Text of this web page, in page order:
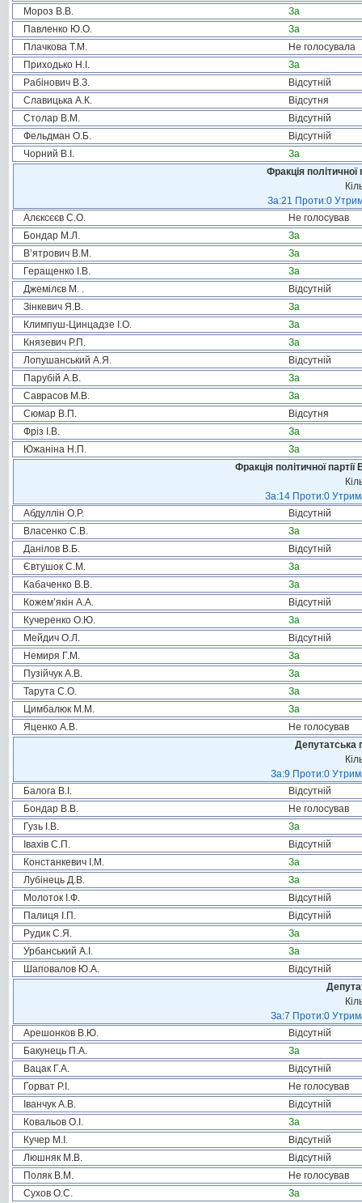
Мороз В.В.
За
Павленко Ю.О.
За
Плачкова Т.М.
Не голосувала
Приходько Н.І.
За
Рабінович В.З.
Відсутній
Славицька А.К.
Відсутня
Столар В.М.
Відсутній
Фельдман О.Б.
Відсутній
Чорний В.І.
За
Фракція
За:21 Проти:0
Алєксєєв С.О.
Не голосував
Бондар М.Л.
За
В’ятрович В.М.
За
Геращенко І.В.
За
Джемілєв М. .
Відсутній
Зінкевич Я.В.
За
Климпуш-Цинцадзе І.О.
За
Князевич Р.П.
За
Лопушанський А.Я.
Відсутній
Парубій А.В.
За
Саврасов М.В.
За
Сюмар В.П.
Відсутня
Фріз І.В.
За
Южаніна Н.П.
За
Фракція політичної
За:14 Проти:0
Абдуллін О.Р.
Відсутній
Власенко С.В.
За
Данілов В.Б.
Відсутній
Євтушок С.М.
За
Кабаченко В.В.
За
Кожем’якін А.А.
Відсутній
Кучеренко О.Ю.
За
Мейдич О.Л.
Відсутній
Немиря Г.М.
За
Пузійчук А.В.
За
Тарута С.О.
За
Цимбалюк М.М.
За
Яценко А.В.
Не голосував
Депутатська
За:9 Проти:0
Балога В.І.
Відсутній
Бондар В.В.
Не голосував
Гузь І.В.
За
Івахів С.П.
Відсутній
Констанкевич І.М.
За
Лубінець Д.В.
За
Молоток І.Ф.
Відсутній
Палиця І.П.
Відсутній
Рудик С.Я.
За
Урбанський А.І.
За
Шаповалов Ю.А.
Відсутній
За:7 Проти:0
Арешонков В.Ю.
Відсутній
Бакунець П.А.
За
Вацак Г.А.
Відсутній
Горват Р.І.
Не голосував
Іванчук А.В.
Відсутній
Ковальов О.І.
За
Кучер М.І.
Відсутній
Люшняк М.В.
Відсутній
Поляк В.М.
Не голосував
Сухов О.С.
За